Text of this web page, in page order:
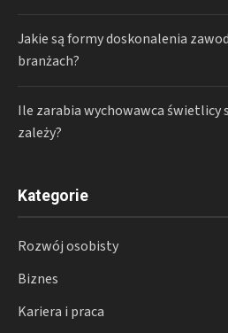
Jakie są formy doskonalenia
branżach?
Ile zarabia wychowawca świetlicy
zależy?
Kategorie
Rozwój osobisty
Biznes
Kariera i praca